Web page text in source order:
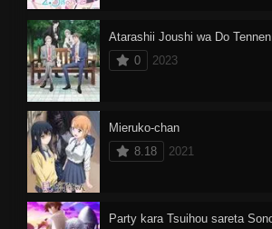
Atarashii Joushi wa Do Tennen
0
2023
Mieruko-chan
8.18
2021